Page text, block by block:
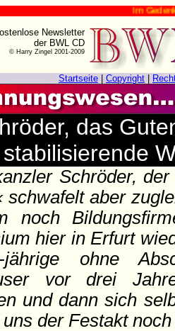
Im Gedenken
Newsletter
der BWL CD
© Harry Zingel 2001-2009
Startseite Copyright
das
stabilisierende
Schröder,
schwafelt aber
noch
hier in Erfurt
ohne
vor drei
und dann sich
der Festakt